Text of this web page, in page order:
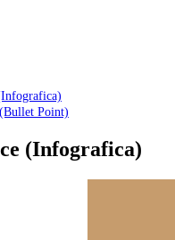
Point)
(Infografica)